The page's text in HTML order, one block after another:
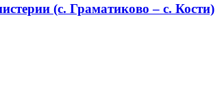
(с. Граматиково – с. Кости)